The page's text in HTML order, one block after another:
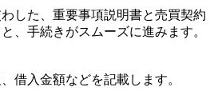
した、重要事項説明書と売買契約
、手続きがスムーズに進みます。
借入金額などを記載します。